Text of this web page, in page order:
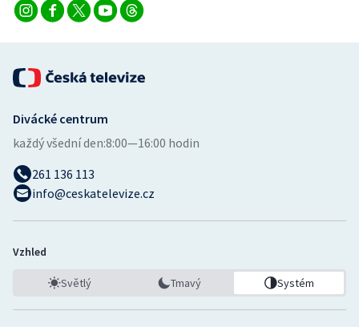
Vodní slalom
Volejbal
Ostatní
Divácké centrum
každý všední den:8:00—16:00 hodin
261 136 113
info@ceskatelevize.cz
Vzhled
Světlý Tmavý Systém